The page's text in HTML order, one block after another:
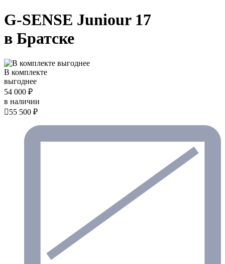
G-SENSE Juniour 17
в Братске
В комплекте
выгоднее
54 000 ₽
в наличии
55 500 ₽